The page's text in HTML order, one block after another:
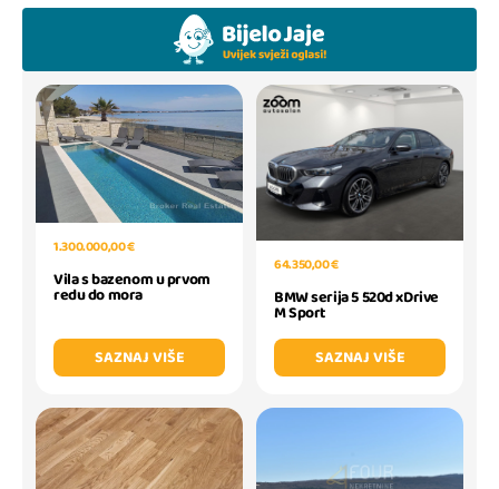
1.300.000,00 €
Vila s bazenom u prvom
redu do mora
SAZNAJ VIŠE
64.350,00 €
BMW serija 5 520d xDrive
M Sport
SAZNAJ VIŠE